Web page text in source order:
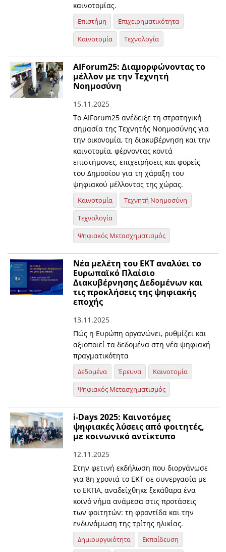
καινοτομίας.
Επιστήμη
Επιχειρηματικότητα
Καινοτομία
Τεχνολογία
ΑΙForum25: Διαμορφώνοντας το
μέλλον με την Τεχνητή
Νοημοσύνη
15.11.2025
Το AIForum25 ανέδειξε τη στρατηγική
σημασία της Τεχνητής Νοημοσύνης για
την οικονομία, τη διακυβέρνηση και την
καινοτομία, φέρνοντας κοντά
επιστήμονες, επιχειρήσεις και φορείς
του Δημοσίου για τη χάραξη του
ψηφιακού μέλλοντος της χώρας.
Καινοτομία
Τεχνητή Νοημοσύνη
Τεχνολογία
Ψηφιακός Μετασχηματισμός
Νέα μελέτη του ΕΚΤ αναλύει το
Ευρωπαϊκό Πλαίσιο
Διακυβέρνησης Δεδομένων και
τις προκλήσεις της ψηφιακής
εποχής
13.11.2025
Πώς η Ευρώπη οργανώνει, ρυθμίζει και
αξιοποιεί τα δεδομένα στη νέα ψηφιακή
πραγματικότητα
Δεδομένα Έρευνα
Καινοτομία
Ψηφιακός Μετασχηματισμός
i-Days 2025: Καινοτόμες
ψηφιακές λύσεις από φοιτητές,
με κοινωνικό αντίκτυπο
12.11.2025
Στην φετινή εκδήλωση που διοργάνωσε
για 8η χρονιά το ΕΚΤ σε συνεργασία με
το ΕΚΠΑ, αναδείχθηκε ξεκάθαρα ένα
κοινό νήμα ανάμεσα στις προτάσεις
των φοιτητών: τη φροντίδα και την
ενδυνάμωση της τρίτης ηλικίας.
Δημιουργικότητα
Εκπαίδευση